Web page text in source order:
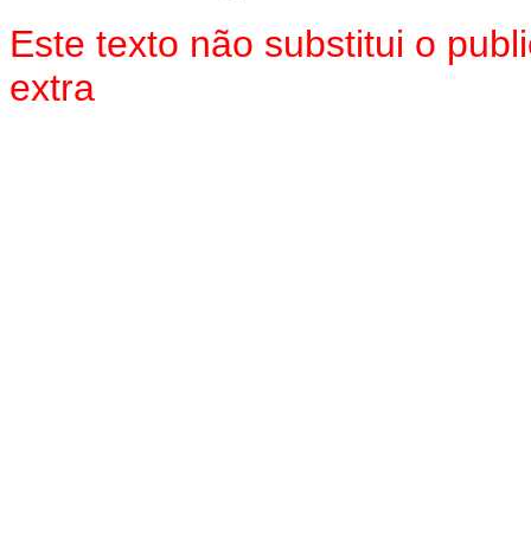
Este texto não substitui o
extra